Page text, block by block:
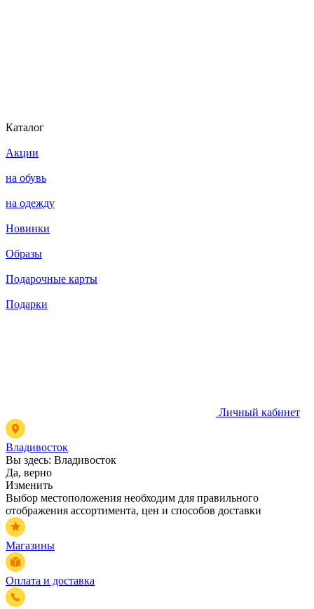
Каталог
Акции
на обувь
на одежду
Новинки
Образы
Подарочные карты
Подарки
Личный кабинет
Владивосток
Вы здесь: Владивосток
Да, верно
Изменить
Выбор местоположения необходим для правильного
отображения ассортимента, цен и способов доставки
Магазины
Оплата и доставка